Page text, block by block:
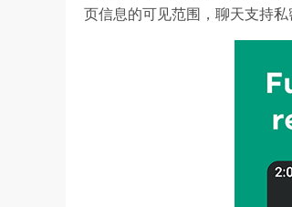
页信息的可见范围，聊天支持私